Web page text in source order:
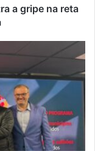
a gripe na reta